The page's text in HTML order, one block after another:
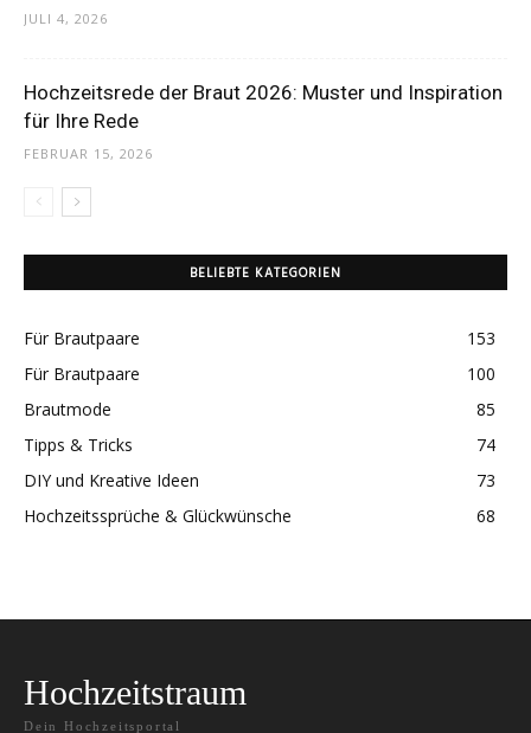
JULI 4, 2026
Hochzeitsrede der Braut 2026: Muster und Inspiration
für Ihre Rede
FEBRUAR 15, 2026
BELIEBTE KATEGORIEN
Für Brautpaare
153
Für Brautpaare
100
Brautmode
85
Tipps & Tricks
74
DIY und Kreative Ideen
73
Hochzeitssprüche & Glückwünsche
68
Hochzeitstraum
Dein Hochzeitsportal